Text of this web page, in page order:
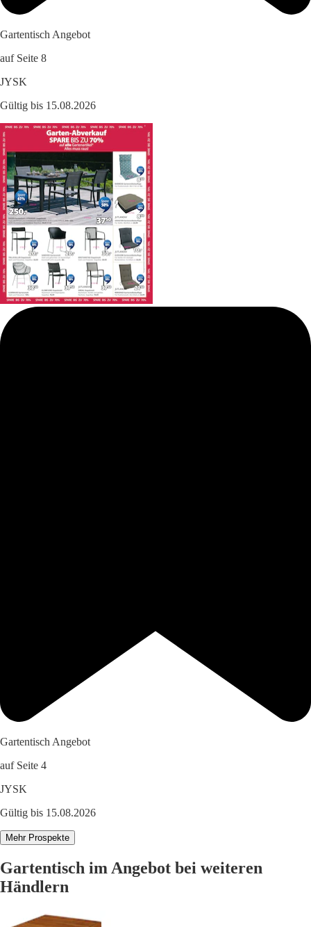
Gartentisch Angebot
auf Seite 8
JYSK
Gültig bis 15.08.2026
Gartentisch Angebot
auf Seite 4
JYSK
Gültig bis 15.08.2026
Mehr Prospekte
Gartentisch im Angebot bei weiteren
Händlern